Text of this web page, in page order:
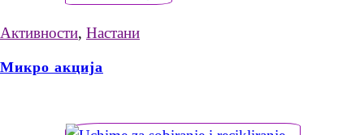
Активности, Настани
Микро акција